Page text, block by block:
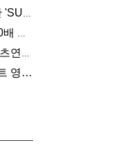
S…
…
금…
영…